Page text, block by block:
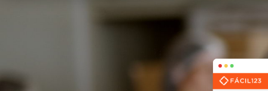
Produtos mais vendidos
Clientes que mais compram
DRE